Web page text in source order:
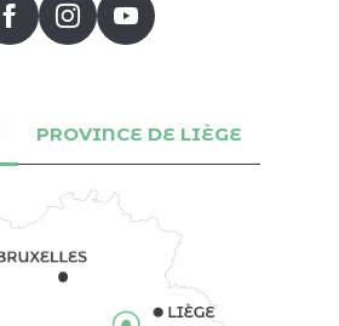
PROVINCE DE LIÈGE